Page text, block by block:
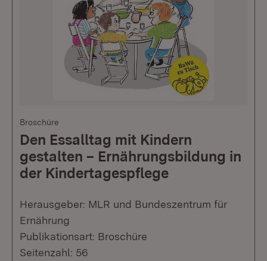
Broschüre
Den Essalltag mit Kindern
gestalten – Ernährungsbildung in
der Kindertagespflege
Herausgeber: MLR und Bundeszentrum für
Ernährung
Publikationsart: Broschüre
Seitenzahl: 56